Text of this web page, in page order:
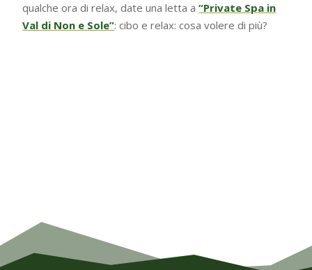
qualche ora di relax, date una letta a“Private Spa in
Val di Non e Sole”: cibo e relax: cosa volere di più?